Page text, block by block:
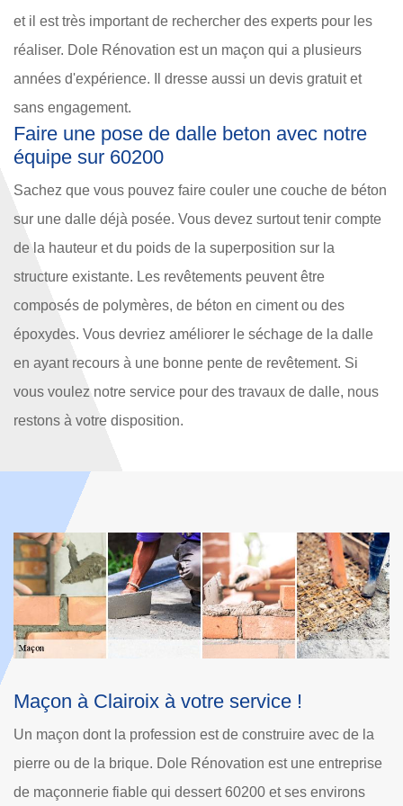
et il est très important de rechercher des experts pour les
réaliser. Dole Rénovation est un maçon qui a plusieurs
années d'expérience. Il dresse aussi un devis gratuit et
sans engagement.
Faire une pose de dalle beton avec notre
équipe sur 60200
Sachez que vous pouvez faire couler une couche de béton
sur une dalle déjà posée. Vous devez surtout tenir compte
de la hauteur et du poids de la superposition sur la
structure existante. Les revêtements peuvent être
composés de polymères, de béton en ciment ou des
époxydes. Vous devriez améliorer le séchage de la dalle
en ayant recours à une bonne pente de revêtement. Si
vous voulez notre service pour des travaux de dalle, nous
restons à votre disposition.
Dole Rénovation : un maçon qui peut ouvrir
les murs à Clairoix
Les travaux de maçonnerie peuvent se faire de différentes
manières. Il est possible de les réaliser au niveau des